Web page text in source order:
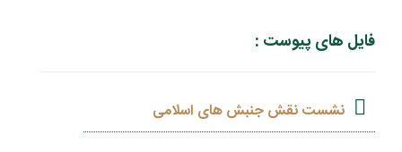
فایل های پیوست :
نشست نقش جنبش های اسلامی